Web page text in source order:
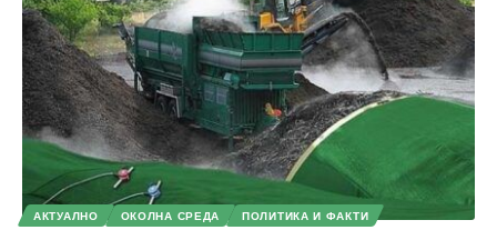
АКТУАЛНО ОКОЛНА СРЕДА ПОЛИТИКА И ФАКТИ